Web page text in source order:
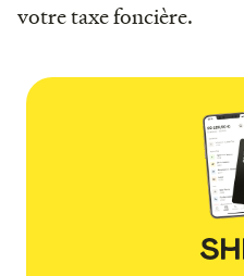
votre taxe foncière.